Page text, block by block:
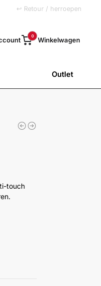
↩ Retour / herroepen
0
Outlet
touch